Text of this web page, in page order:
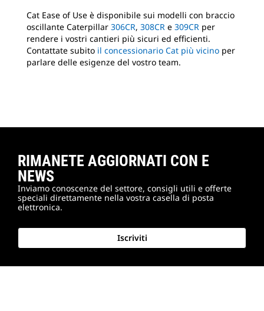
Cat Ease of Use è disponibile sui modelli con braccio
oscillante Caterpillar 306CR, 308CR e 309CR per
rendere i vostri cantieri più sicuri ed efficienti.
Contattate subito il concessionario Cat più vicino per
parlare delle esigenze del vostro team.
RIMANETE AGGIORNATI CON E
NEWS
Inviamo conoscenze del settore, consigli utili e offerte
speciali direttamente nella vostra casella di posta
elettronica.
Iscriviti